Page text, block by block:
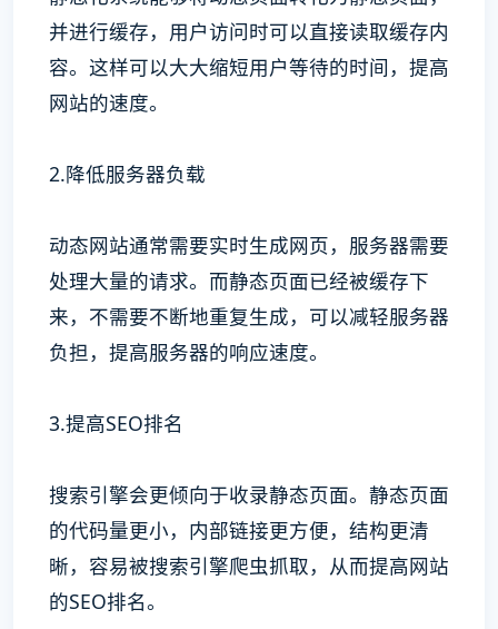
并进行缓存，用户访问时可以直接读取缓存内
容。这样可以大大缩短用户等待的时间，提高
网站的速度。
2.降低服务器负载
动态网站通常需要实时生成网页，服务器需要
处理大量的请求。而静态页面已经被缓存下
来，不需要不断地重复生成，可以减轻服务器
负担，提高服务器的响应速度。
3.提高SEO排名
搜索引擎会更倾向于收录静态页面。静态页面
的代码量更小，内部链接更方便，结构更清
晰，容易被搜索引擎爬虫抓取，从而提高网站
的SEO排名。